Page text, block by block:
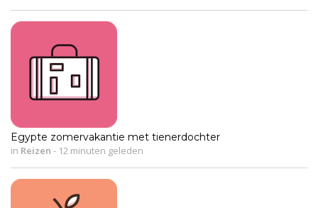
Egypte zomervakantie met tienerdochter
in Reizen - 12 minuten geleden